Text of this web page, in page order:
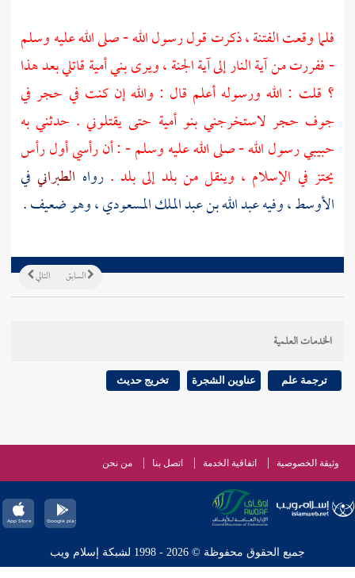
فلما وقعت الفتنة ، ذكرت قول رسول الله - صلى الله عليه وسلم
- ففررت من آية النار إلى آية الجنة ، ويرىبني أميةقاتلي بعد هذا
؟ قلت : الله ورسوله أعلم قال : والله إن كنت في حجر في
جوف حجر لاستخرجنيبنو أمية حتى يقتلوني . حدثني به
حبيبي رسول الله - صلى الله عليه وسلم - : أن رأسي أول رأس
يحتز في الإسلام ، وينقل من بلد إلى بلد .رواه الطبراني في
الأوسط ، وفيهعبد الله بن عبد الملك المسعودي، وهو ضعيف .
التالي السابق
الخدمات العلمية
ترجمة علم عناوين الشجرة تخريج حديث
وثيقة الخصوصية اتفاقية الخدمة اتصل بنا من نحن
جميع الحقوق محفوظة © 2026 - 1998 لشبكة إسلام ويب